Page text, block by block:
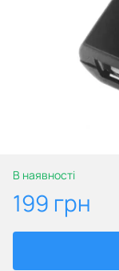
В наявності
199 грн